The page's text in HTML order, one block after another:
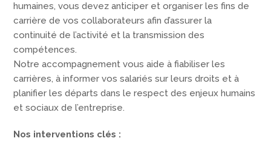
humaines, vous devez anticiper et organiser les fins de
carrière de vos collaborateurs afin d’assurer la
continuité de l’activité et la transmission des
compétences.
Notre accompagnement vous aide à fiabiliser les
carrières, à informer vos salariés sur leurs droits et à
planifier les départs dans le respect des enjeux humains
et sociaux de l’entreprise.
Nos interventions clés :